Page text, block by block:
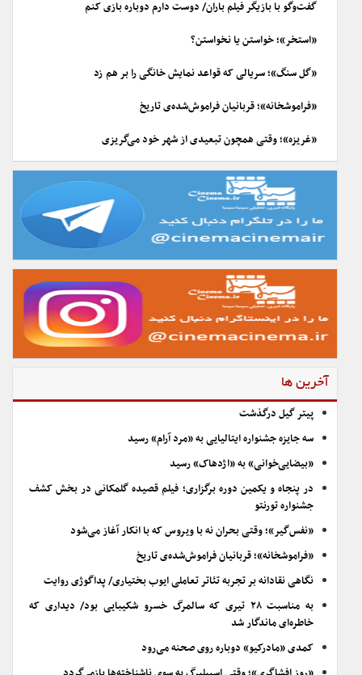
گفت‌وگو با بازیگر فیلم باران/ دوست دارم دوباره بازی کنم
«استخر»؛ خواستن یا نخواستن؟
«گل سنگ»؛ سریالی که قواعد نمایش خانگی را بر هم زد
«فراموشخانه»؛ قربانیان فراموش‌شده‌ی تاریخ
«غریزه»؛ وقتی همچون تبعیدی از شهر خود می‌گریزی
آخرین ها
پیتر گیل درگذشت
سه جایزه جشنواره ایتالیایی به «مرد آرام» رسید
«بیضایی‌خوانی» به «اژدهاک» رسید
در پنجاه و یکمین دوره برگزاری؛ فیلم قصیده گلمکانی در بخش کشف
جشنواره تورنتو
«نفس‌گیر»؛ وقتی بحران نه با ویروس که با انکار آغاز می‌شود
«فراموشخانه»؛ قربانیان فراموش‌شده‌ی تاریخ
نگاهی نقادانه بر تجربه تئاتر تعاملی ایوب بختیاری/ پداگوژی روایت
به مناسبت ۲۸ تیری که سالمرگ خسرو شکیبایی بود/ دیداری که
خاطره‌ای ماندگار شد
کمدی «مادرکیو» دوباره روی صحنه می‌رود